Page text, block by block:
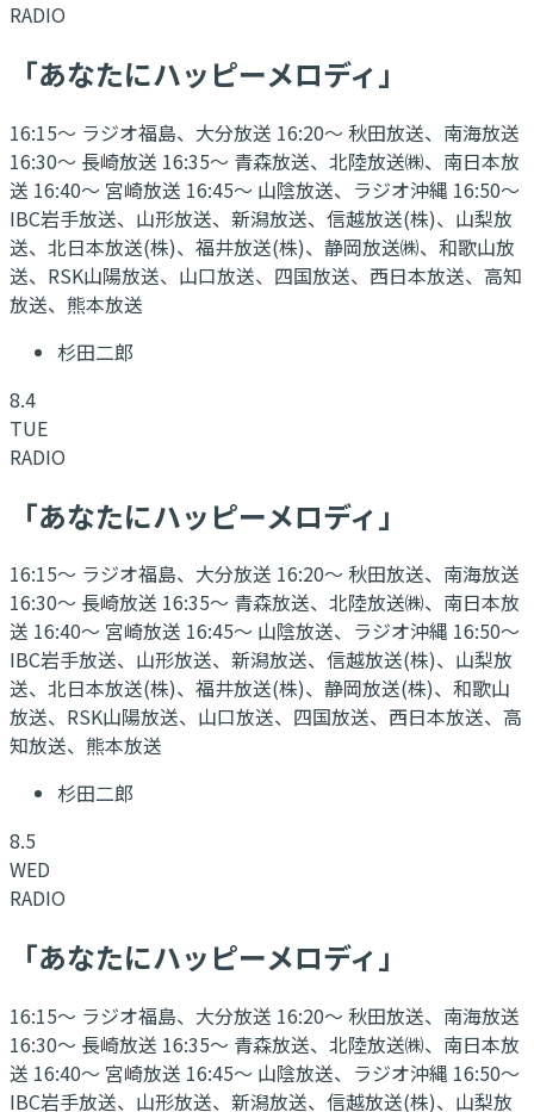
RADIO
「あなたにハッピーメロディ」
16:15～ ラジオ福島、大分放送 16:20～ 秋田放送、南海放送
16:30～ 長崎放送 16:35～ 青森放送、北陸放送㈱、南日本放
送 16:40～ 宮崎放送 16:45～ 山陰放送、ラジオ沖縄 16:50～
IBC岩手放送、山形放送、新潟放送、信越放送(株)、山梨放
送、北日本放送(株)、福井放送(株)、静岡放送㈱、和歌山放
送、RSK山陽放送、山口放送、四国放送、西日本放送、高知
放送、熊本放送
杉田二郎
8.4
TUE
RADIO
「あなたにハッピーメロディ」
16:15～ ラジオ福島、大分放送 16:20～ 秋田放送、南海放送
16:30～ 長崎放送 16:35～ 青森放送、北陸放送㈱、南日本放
送 16:40～ 宮崎放送 16:45～ 山陰放送、ラジオ沖縄 16:50～
IBC岩手放送、山形放送、新潟放送、信越放送(株)、山梨放
送、北日本放送(株)、福井放送(株)、静岡放送(株)、和歌山
放送、RSK山陽放送、山口放送、四国放送、西日本放送、高
知放送、熊本放送
杉田二郎
8.5
WED
RADIO
「あなたにハッピーメロディ」
16:15～ ラジオ福島、大分放送 16:20～ 秋田放送、南海放送
16:30～ 長崎放送 16:35～ 青森放送、北陸放送㈱、南日本放
送 16:40～ 宮崎放送 16:45～ 山陰放送、ラジオ沖縄 16:50～
IBC岩手放送、山形放送、新潟放送、信越放送(株)、山梨放